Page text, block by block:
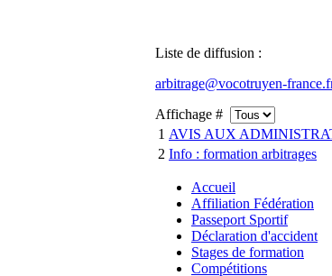
Liste de diffusion :
arbitrage@vocotruyen-
Affichage #
1 AVIS AUX
2 Info : formation arbitrages
Accueil
Affiliation Fédération
Passeport Sportif
Déclaration d'accident
Stages de formation
Compétitions